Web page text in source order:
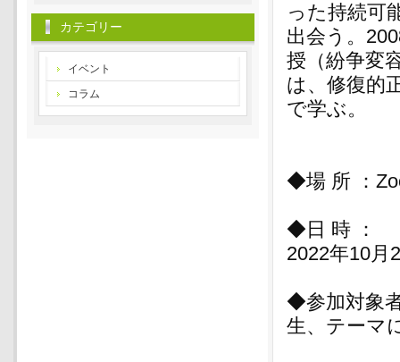
った持続可
出会う。
授（紛争変
は、修復的
で学ぶ。
◆場 所 ：
◆日 時 ：
2022年10月
◆参加対象
生、テーマ
カテゴリー
イベント
コラム